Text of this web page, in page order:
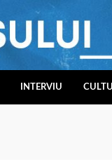
INTERVIU